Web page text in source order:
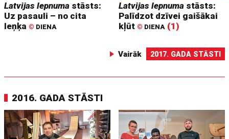
Latvijas lepnuma stāsts:
Uz pasauli – no cita
leņķa © DIENA
Latvijas lepnuma stāsts:
Palīdzot dzīvei gaišākai
kļūt © DIENA (1)
Vairāk 2017. GADA STĀSTI
2016. GADA STĀSTI